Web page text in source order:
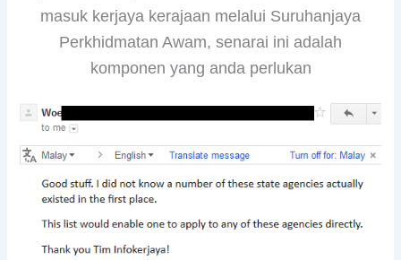
masuk kerjaya kerajaan melalui Suruhanjaya
Perkhidmatan Awam, senarai ini adalah
komponen yang anda perlukan